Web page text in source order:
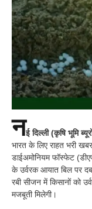
नई दिल्ली (कृषि भूमि
भारत के लिए राहत भरी
डाईअमोनियम फॉस्फेट
के उर्वरक आयात बिल पर
रबी सीजन में किसानों को
मजबूती मिलेगी।